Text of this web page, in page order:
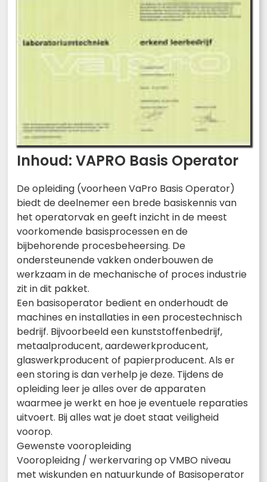
Inhoud: VAPRO Basis Operator
De opleiding (voorheen VaPro Basis Operator)
biedt de deelnemer een brede basiskennis van
het operatorvak en geeft inzicht in de meest
voorkomende basisprocessen en de
bijbehorende procesbeheersing. De
ondersteunende vakken onderbouwen de
werkzaam in de mechanische of proces industrie
zit in dit pakket.
Een basisoperator bedient en onderhoudt de
machines en installaties in een procestechnisch
bedrijf. Bijvoorbeeld een kunststoffenbedrijf,
metaalproducent, aardewerkproducent,
glaswerkproducent of papierproducent. Als er
een storing is dan verhelp je deze. Tijdens de
opleiding leer je alles over de apparaten
waarmee je werkt en hoe je eventuele reparaties
uitvoert. Bij alles wat je doet staat veiligheid
voorop.
Gewenste vooropleiding
Vooropleidng / werkervaring op VMBO niveau
met wiskunden en natuurkunde of Basisoperator